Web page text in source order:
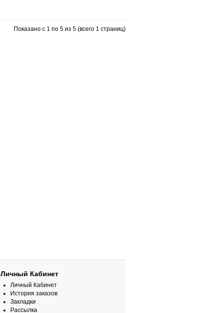
Показано с 1 по 5 из 5 (всего 1 страниц)
Личный Кабинет
Личный Кабинет
История заказов
Закладки
Рассылка